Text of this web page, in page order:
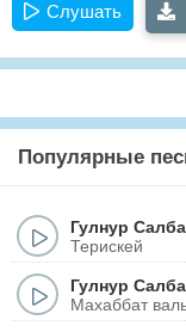
Слушать
Популярные
Гулнур
Терискей
Гулнур
Махаббат